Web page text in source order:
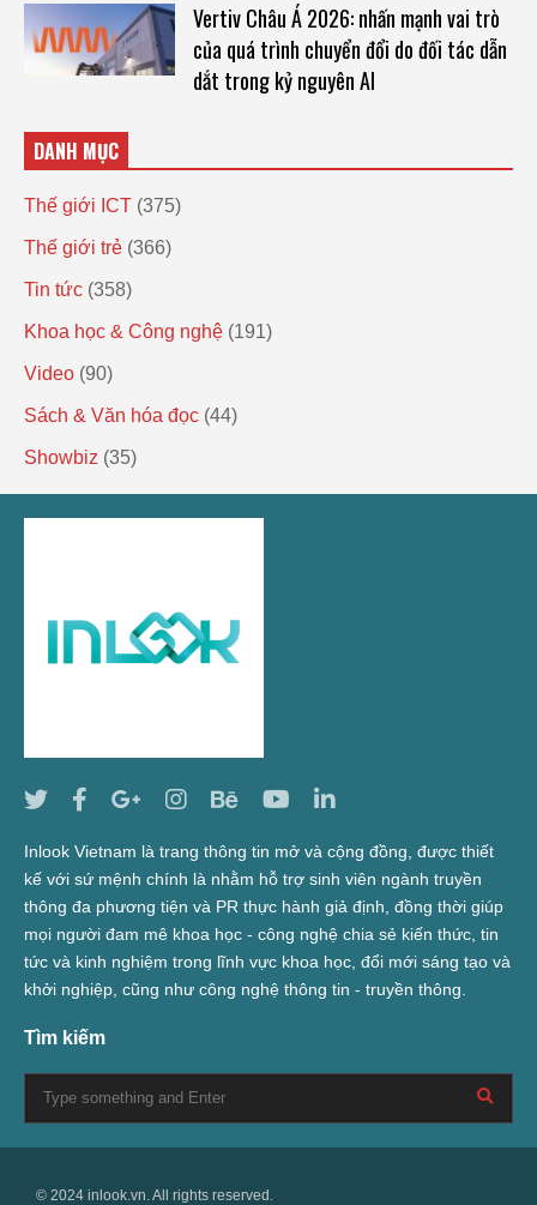
Vertiv Châu Á 2026: nhấn mạnh vai trò
của quá trình chuyển đổi do đối tác dẫn
dắt trong kỷ nguyên AI
DANH MỤC
Thế giới ICT (375)
Thế giới trẻ (366)
Tin tức (358)
Khoa học & Công nghệ (191)
Video (90)
Sách & Văn hóa đọc (44)
Showbiz (35)
Inlook Vietnam là trang thông tin mở và cộng đồng, được thiết
kế với sứ mệnh chính là nhằm hỗ trợ sinh viên ngành truyền
thông đa phương tiện và PR thực hành giả định, đồng thời giúp
mọi người đam mê khoa học - công nghệ chia sẻ kiến thức, tin
tức và kinh nghiệm trong lĩnh vực khoa học, đổi mới sáng tạo và
khởi nghiệp, cũng như công nghệ thông tin - truyền thông.
Tìm kiếm
© 2024 inlook.vn. All rights reserved.